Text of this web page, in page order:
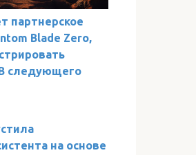
партнерское
Blade Zero,
следующего
на основе